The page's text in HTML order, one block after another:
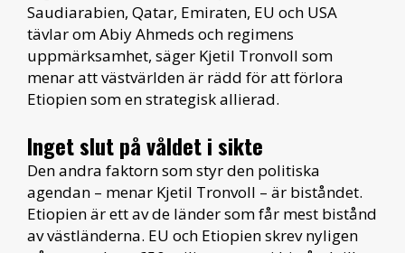
Saudiarabien, Qatar, Emiraten, EU och USA
tävlar om Abiy Ahmeds och regimens
uppmärksamhet, säger Kjetil Tronvoll som
menar att västvärlden är rädd för att förlora
Etiopien som en strategisk allierad.
Inget slut på våldet i sikte
Den andra faktorn som styr den politiska
agendan – menar Kjetil Tronvoll – är biståndet.
Etiopien är ett av de länder som får mest bistånd
av västländerna. EU och Etiopien skrev nyligen